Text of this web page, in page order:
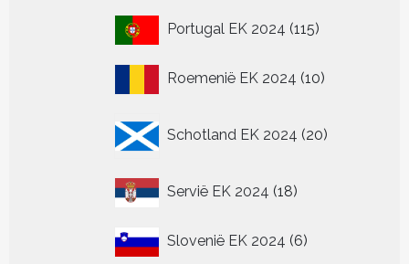
Portugal EK 2024 115115
Roemenië EK 2024 1010
Schotland EK 2024 20
producten
Servië EK 2024 1818
Slovenië EK 2024 66